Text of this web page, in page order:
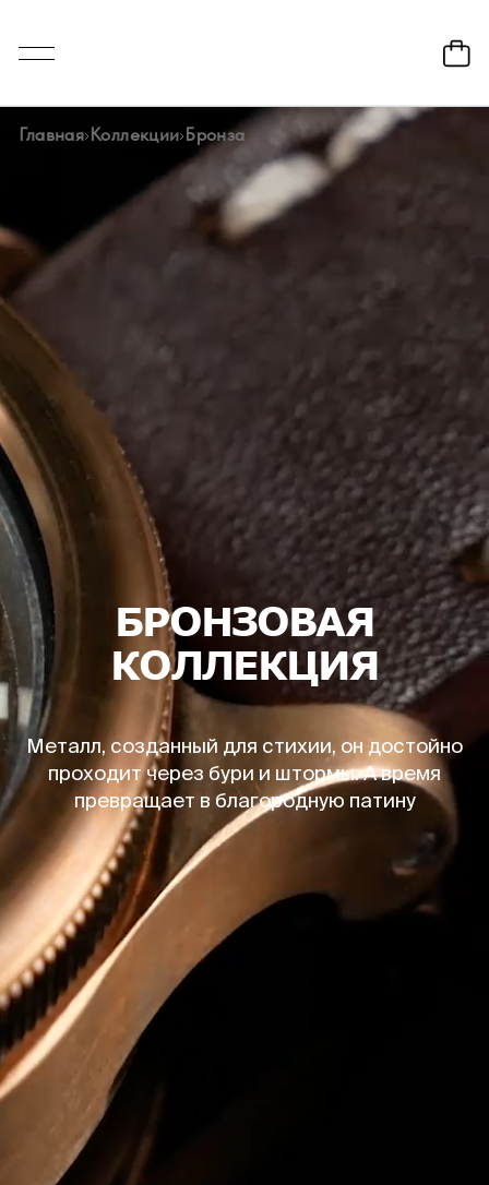
Главная Коллекции Бронза
БРОНЗОВАЯ
КОЛЛЕКЦИЯ
Металл, созданный для стихии, он достойно
проходит через бури и штормы. А время
превращает в благородную патину